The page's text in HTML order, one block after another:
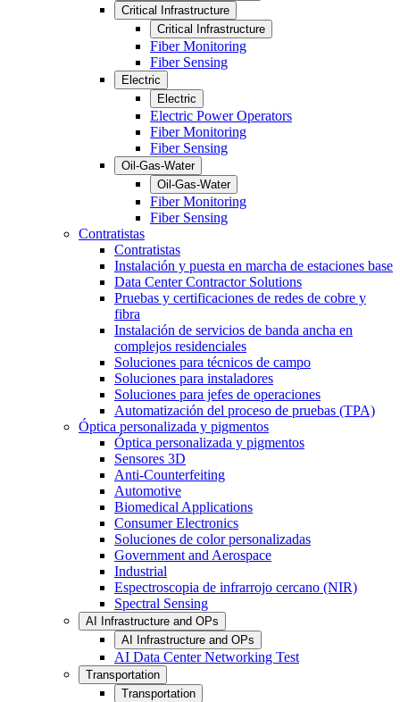
Critical Infrastructure
Critical Infrastructure
Fiber Monitoring
Fiber Sensing
Electric
Electric
Electric Power Operators
Fiber Monitoring
Fiber Sensing
Oil-Gas-Water
Oil-Gas-Water
Fiber Monitoring
Fiber Sensing
Contratistas
Contratistas
Instalación y puesta en marcha de estaciones base
Data Center Contractor Solutions
Pruebas y certificaciones de redes de cobre y
fibra
Instalación de servicios de banda ancha en
complejos residenciales
Soluciones para técnicos de campo
Soluciones para instaladores
Soluciones para jefes de operaciones
Automatización del proceso de pruebas (TPA)
Óptica personalizada y pigmentos
Óptica personalizada y pigmentos
Sensores 3D
Anti-Counterfeiting
Automotive
Biomedical Applications
Consumer Electronics
Soluciones de color personalizadas
Government and Aerospace
Industrial
Espectroscopia de infrarrojo cercano (NIR)
Spectral Sensing
AI Infrastructure and OPs
AI Infrastructure and OPs
AI Data Center Networking Test
Transportation
Transportation